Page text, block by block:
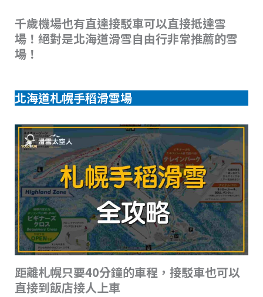
千歲機場也有直達接駁車可以直接抵達雪
場！絕對是北海道滑雪自由行非常推薦的雪
場！
北海道札幌手稻滑雪場
距離札幌只要40分鐘的車程，接駁車也可以
直接到飯店接人上車